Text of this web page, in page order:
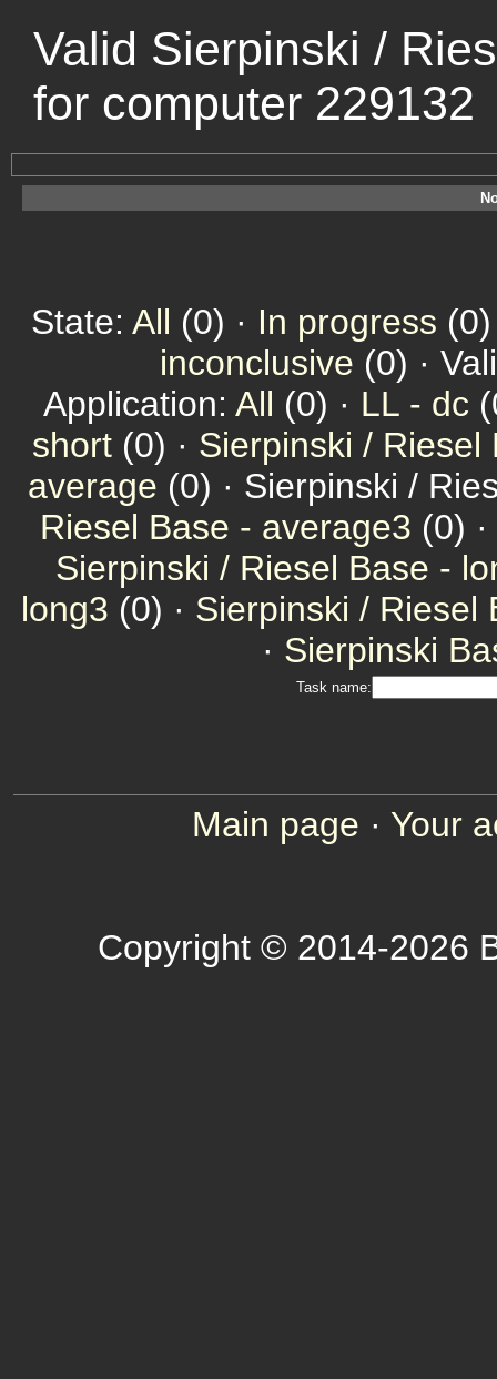
Valid Sierpinski /
for computer 229132
State: All (0) · In progress
inconclusive (0) ·
Application: All (0) · LL - dc
short (0) · Sierpinski / Riesel
average (0) · Sierpinski /
Riesel Base - average3 (0) ·
Sierpinski / Riesel Base -
long3 (0) · Sierpinski / Riesel
· Sierpinski
Task name:
Main page · Your
Copyright © 2014-2026